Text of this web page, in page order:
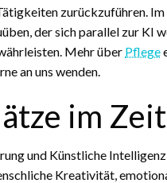
zurückzuführen. Im
der sich parallel zur
Mehr über Pflege
an uns wenden.
im
und Künstliche
Kreativität,